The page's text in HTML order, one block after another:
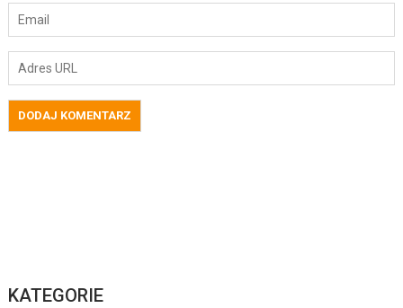
KATEGORIE